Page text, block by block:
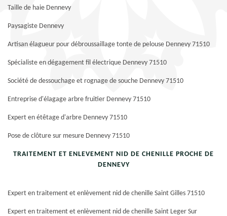
Taille de haie Dennevy
Paysagiste Dennevy
Artisan élagueur pour débroussaillage tonte de pelouse Dennevy 71510
Spécialiste en dégagement fil électrique Dennevy 71510
Société de dessouchage et rognage de souche Dennevy 71510
Entreprise d'élagage arbre fruitier Dennevy 71510
Expert en étêtage d'arbre Dennevy 71510
Pose de clôture sur mesure Dennevy 71510
TRAITEMENT ET ENLEVEMENT NID DE CHENILLE PROCHE DE
DENNEVY
Expert en traitement et enlèvement nid de chenille Saint Gilles 71510
Expert en traitement et enlèvement nid de chenille Saint Leger Sur